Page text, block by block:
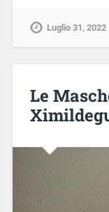
Luglio 31, 2022
Le